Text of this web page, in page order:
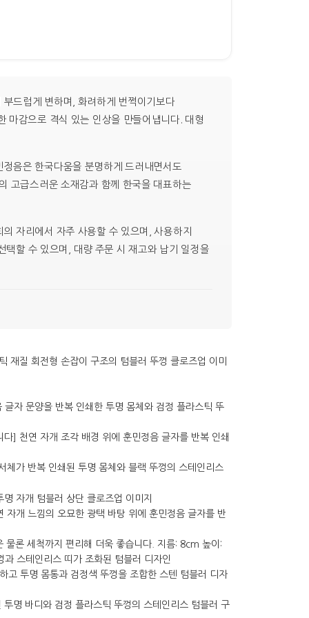
드럽게 변하며, 화려하게 번쩍이기보다
마감으로 격식 있는 인상을 만들어냅니다. 대형
음은 한국다움을 분명하게 드러내면서도
고급스러운 소재감과 함께 한국을 대표하는
자리에서 자주 사용할 수 있으며, 사용하지
택할 수 있으며, 대량 주문 시 재고와 납기 일정을